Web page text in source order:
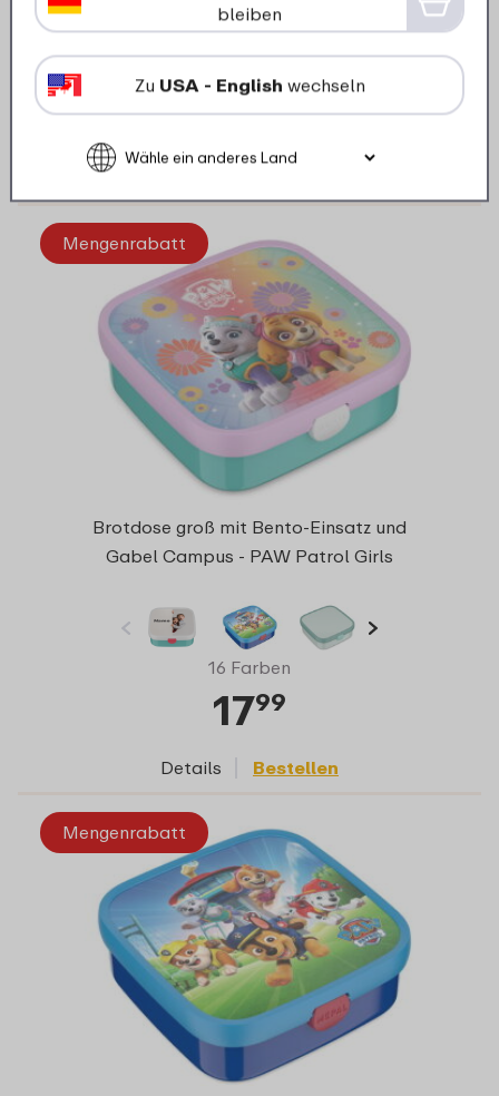
14 Farben
2799
Mengenrabatt
Brotdose groß mit Bento-Einsatz und
Gabel Campus - PAW Patrol Girls
16 Farben
1799
Details Bestellen
Mengenrabatt
bleiben
Zu USA - English wechseln